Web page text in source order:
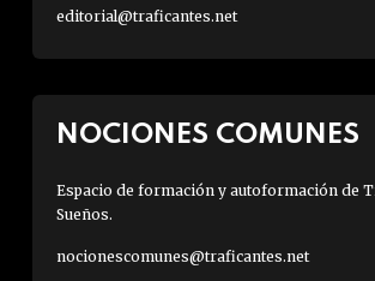
editorial@traficantes.net
NOCIONES COMUNES
Espacio de formación y autoformación de
Sueños.
nocionescomunes@traficantes.net